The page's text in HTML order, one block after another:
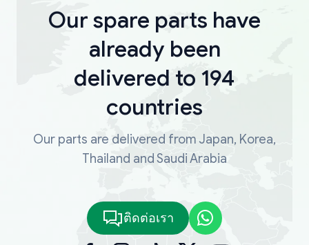
Our spare parts have
already been
delivered to 194
countries
Our parts are delivered from Japan, Korea,
Thailand and Saudi Arabia
ติดต่อเรา